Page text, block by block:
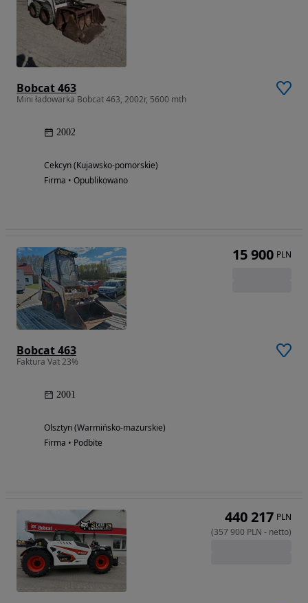
Bobcat 463
Mini ładowarka Bobcat 463, 2002r, 5600 mth
2002
Cekcyn (Kujawsko-pomorskie)
Firma • Opublikowano
Bobcat 463
Faktura Vat 23%
2001
Olsztyn (Warmińsko-mazurskie)
Firma • Podbite
15 900 PLN
440 217 PLN
(357 900 PLN - netto)